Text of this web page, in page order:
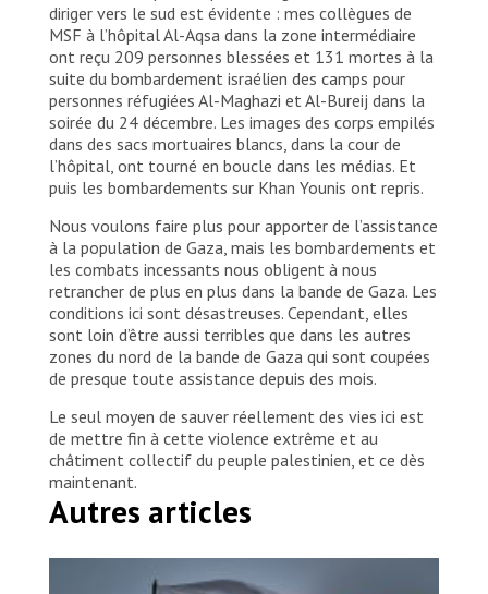
diriger vers le sud est évidente : mes collègues de
MSF à l’hôpital Al-Aqsa dans la zone intermédiaire
ont reçu 209 personnes blessées et 131 mortes à la
suite du bombardement israélien des camps pour
personnes réfugiées Al-Maghazi et Al-Bureij dans la
soirée du 24 décembre. Les images des corps empilés
dans des sacs mortuaires blancs, dans la cour de
l’hôpital, ont tourné en boucle dans les médias. Et
puis les bombardements sur Khan Younis ont repris.
Nous voulons faire plus pour apporter de l’assistance
à la population de Gaza, mais les bombardements et
les combats incessants nous obligent à nous
retrancher de plus en plus dans la bande de Gaza. Les
conditions ici sont désastreuses. Cependant, elles
sont loin d’être aussi terribles que dans les autres
zones du nord de la bande de Gaza qui sont coupées
de presque toute assistance depuis des mois.
Le seul moyen de sauver réellement des vies ici est
de mettre fin à cette violence extrême et au
châtiment collectif du peuple palestinien, et ce dès
maintenant.
Autres articles